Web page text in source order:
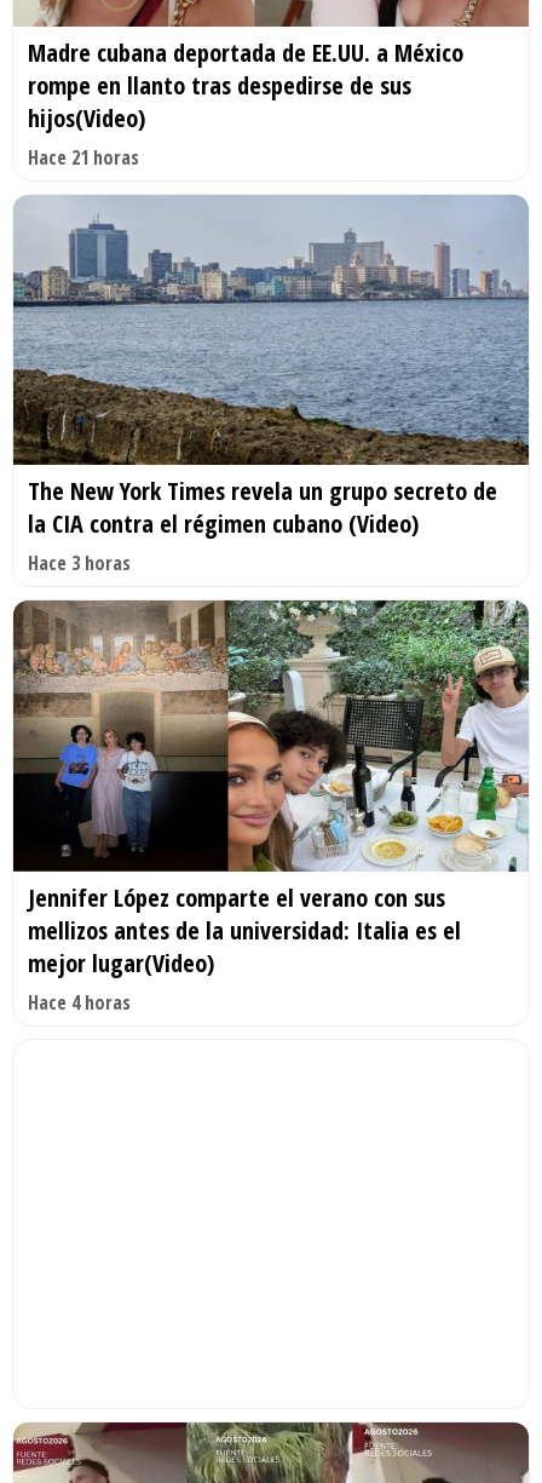
Madre cubana deportada de EE.UU. a México
rompe en llanto tras despedirse de sus
hijos(Video)
Hace 21 horas
The New York Times revela un grupo secreto de
la CIA contra el régimen cubano (Video)
Hace 3 horas
Jennifer López comparte el verano con sus
mellizos antes de la universidad: Italia es el
mejor lugar(Video)
Hace 4 horas